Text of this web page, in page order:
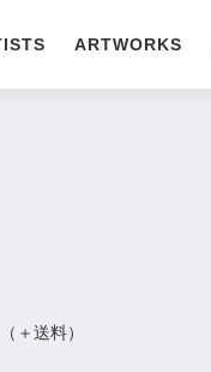
ARTWORKS
（＋送料）